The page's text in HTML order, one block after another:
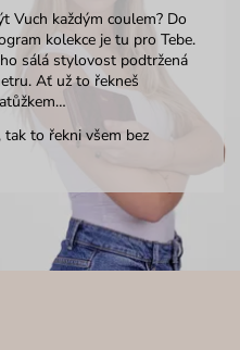
Vuch každým coulem? Do
kolekce je tu pro Tebe.
sálá stylovost podtržená
Ať už to řekneš
tak to řekni všem bez